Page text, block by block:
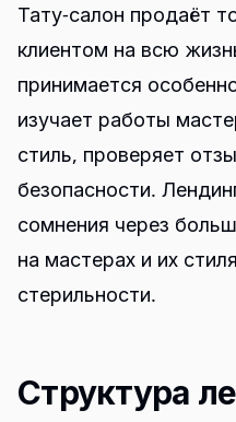
Тату-салон продаёт
клиентом на всю
принимается
изучает работы
стиль, проверяет
безопасности.
сомнения через
на мастерах и их
стерильности.
Структура